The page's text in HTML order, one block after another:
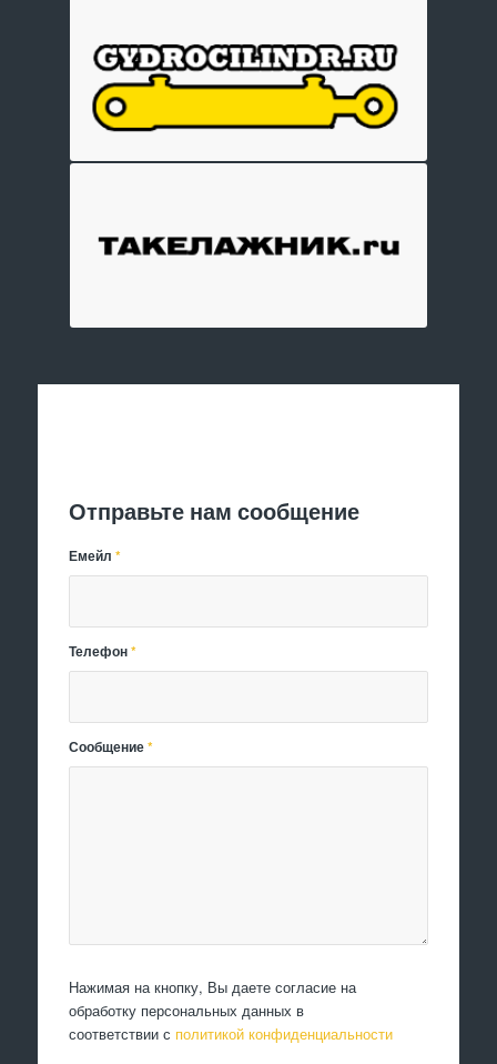
Отправьте нам сообщение
Емейл*
Телефон*
Сообщение*
Нажимая на кнопку, Вы даете согласие на
обработку персональных данных в
соответствии с политикой конфиденциальности